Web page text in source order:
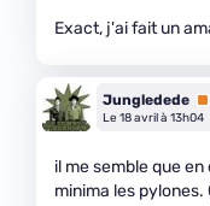
Exact, j'ai fait un
Jungledede
Le 18 avril à 13h04
il me semble que
minima les